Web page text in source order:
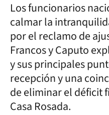
Los funcionarios
calmar la
por el reclamo de
Francos y Caputo
y sus principales
recepción y una
de eliminar el déficit
Casa Rosada.